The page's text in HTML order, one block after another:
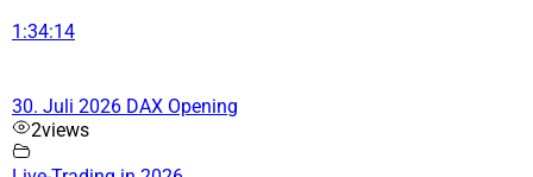
1:34:14
30. Juli 2026 DAX Opening
2views